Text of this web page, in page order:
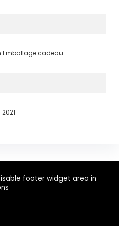
Emballage cadeau
footer widget area in